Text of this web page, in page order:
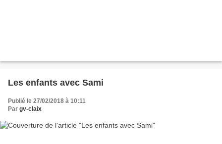
Les enfants avec Sami
Publié le 27/02/2018 à 10:11
Par gv-claix